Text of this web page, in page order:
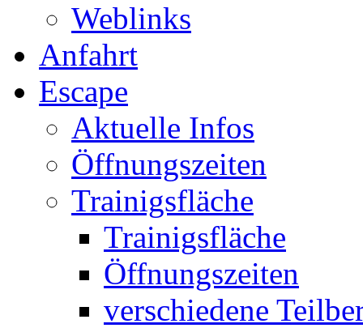
Weblinks
Anfahrt
Escape
Aktuelle Infos
Öffnungszeiten
Trainigsfläche
Trainigsfläche
Öffnungszeiten
verschiedene